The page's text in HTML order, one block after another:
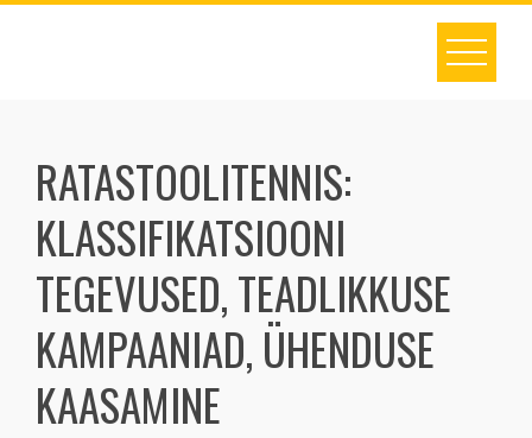
Skip
RATASTOOLITENNIS:
KLASSIFIKATSIOONI
TEGEVUSED, TEADLIKKUSE
KAMPAANIAD, ÜHENDUSE
KAASAMINE